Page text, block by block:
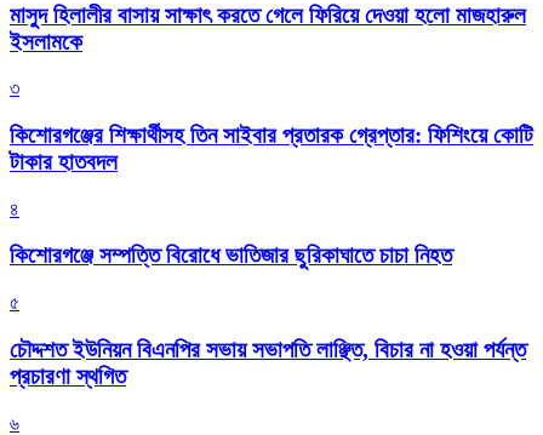
মাসুদ হিলালীর বাসায় সাক্ষাৎ করতে গেলে ফিরিয়ে দেওয়া হলো মাজহারুল
ইসলামকে
৩
কিশোরগঞ্জের শিক্ষার্থীসহ তিন সাইবার প্রতারক গ্রেপ্তার: ফিশিংয়ে কোটি
টাকার হাতবদল
৪
কিশোরগঞ্জে সম্পত্তি বিরোধে ভাতিজার ছুরিকাঘাতে চাচা নিহত
৫
চৌদ্দশত ইউনিয়ন বিএনপির সভায় সভাপতি লাঞ্ছিত, বিচার না হওয়া পর্যন্ত
প্রচারণা স্থগিত
৬